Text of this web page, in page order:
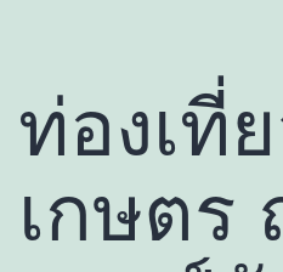
ท่องเที่
เกษตร